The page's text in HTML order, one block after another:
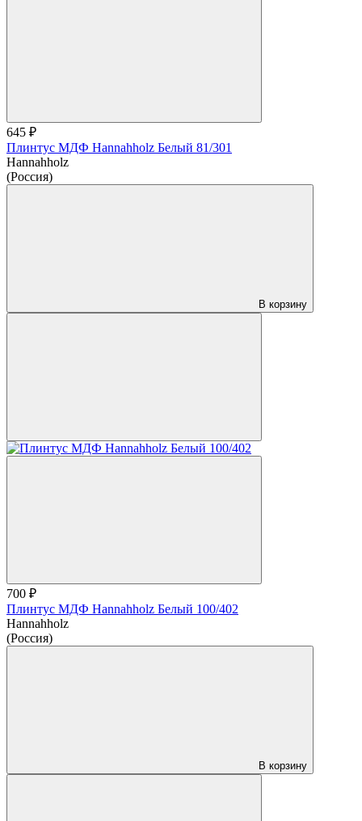
645 ₽
Плинтус МДФ Hannahholz Белый 81/301
Hannahholz
(Россия)
В корзину
700 ₽
Плинтус МДФ Hannahholz Белый 100/402
Hannahholz
(Россия)
В корзину